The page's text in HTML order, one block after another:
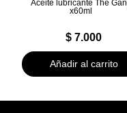
Aceite lubricante The
x60ml
$ 7.000
Añadir al carrito